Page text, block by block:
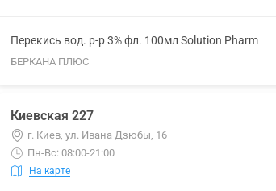
Перекись вод. р-р 3% фл. 100мл Solution Pharm
БЕРКАНА ПЛЮС
Киевская 227
г. Киев, ул. Ивана Дзюбы, 16
Пн-Вс: 08:00-21:00
На карте